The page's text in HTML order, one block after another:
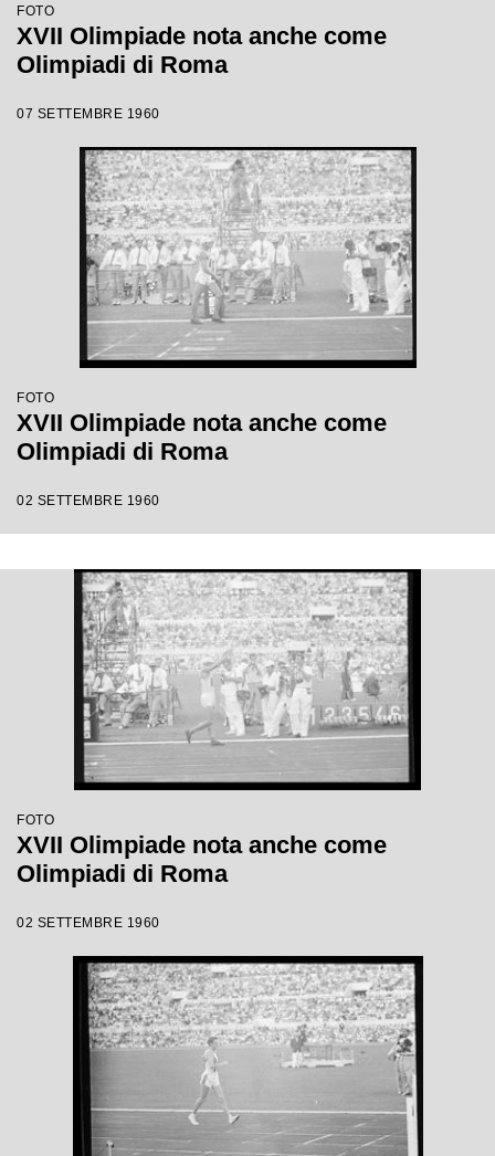
FOTO
XVII Olimpiade nota anche come
Olimpiadi di Roma
07 SETTEMBRE 1960
FOTO
XVII Olimpiade nota anche come
Olimpiadi di Roma
02 SETTEMBRE 1960
FOTO
XVII Olimpiade nota anche come
Olimpiadi di Roma
02 SETTEMBRE 1960